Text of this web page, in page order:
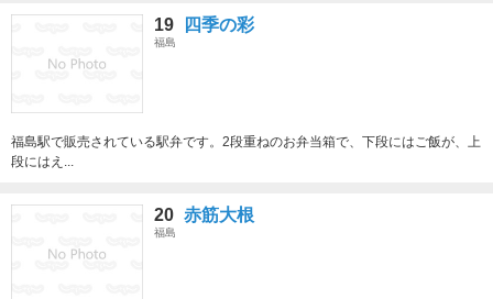
19 四季の彩
福島
福島駅で販売されている駅弁です。2段重ねのお弁当箱で、下段にはご飯が、上
段にはえ...
20 赤筋大根
福島